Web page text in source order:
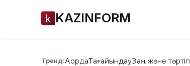
KAZINFORM
Тренд:АқордаТағайындауЗаң және тәртіп